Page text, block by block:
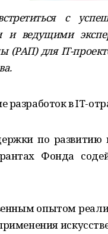
с
и ведущими
(РАП) для IT-
разработок в IT-
по развитию
Фонда
опытом